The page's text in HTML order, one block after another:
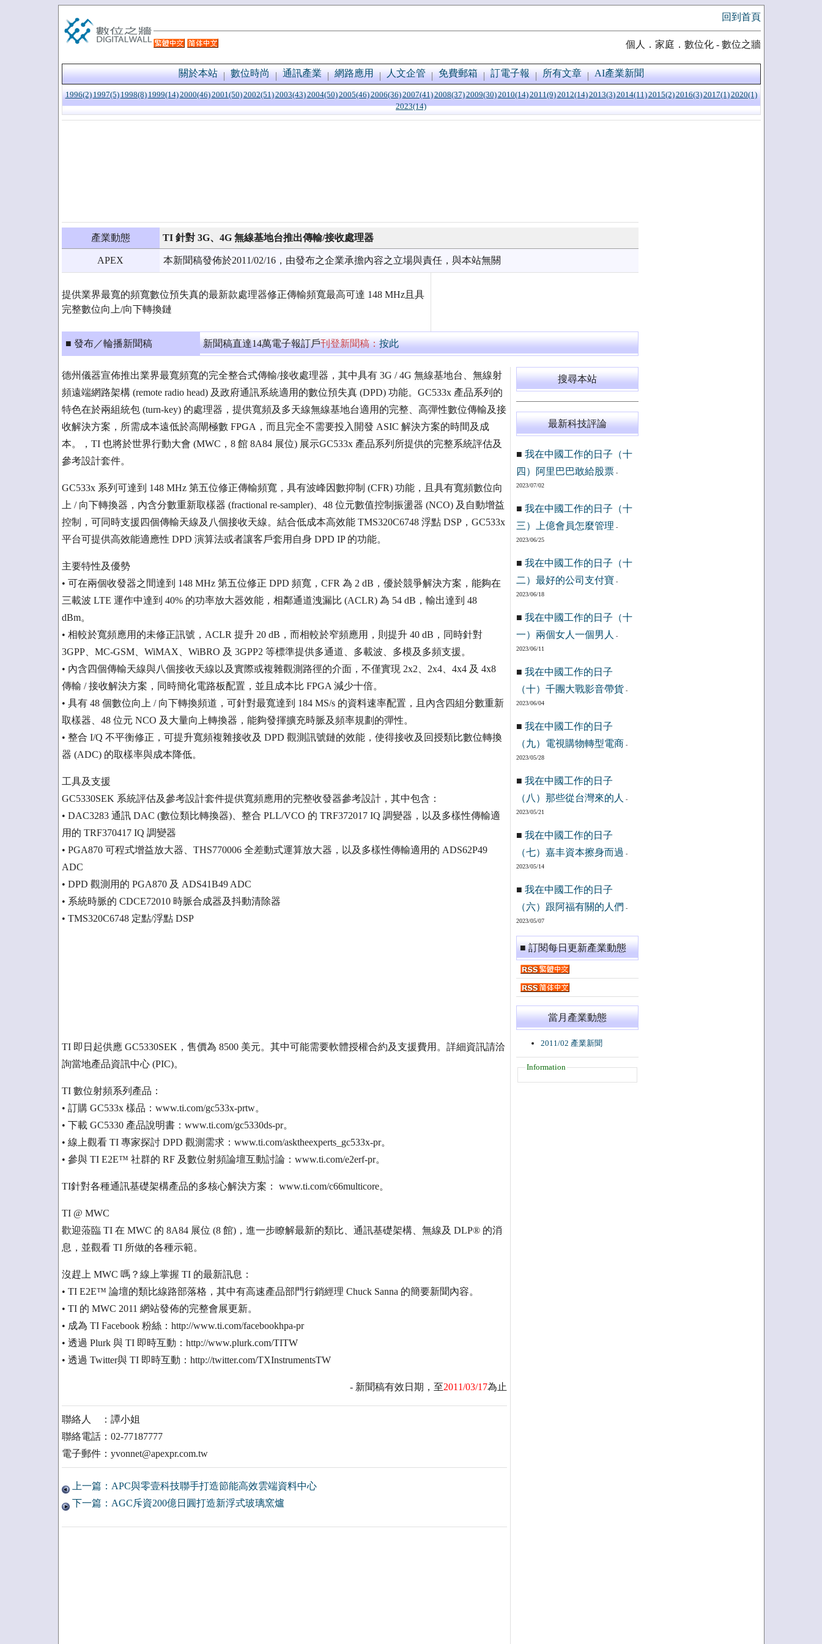
回到首頁
個人．家庭．數位化 - 數位之牆
關於本站 數位時尚 通訊產業 網路應用 人文企管 免費郵箱 訂電子報 所有文章 AI產業新聞
1996(2) 1997(5) 1998(8) 1999(14)2000(46)2001(50)2002(51)2003(43)2004(50)2005(46)2006(36)2007(41)2008(37)2009(30)2010(14)2011(9)2012(14)2013(3)2014(11)2015(2)2016(3)2017(1)2020(1)
2023(14)
產業動態 TI 針對 3G、4G 無線基地台推出傳輸/接收處理器
APEX 本新聞稿發佈於2011/02/16，由發布之企業承擔內容之立場與責任，與本站無關
提供業界最寬的頻寬數位預失真的最新款處理器修正傳輸頻寬最高可達 148 MHz且具
完整數位向上/向下轉換鏈
■ 發布／輪播新聞稿 新聞稿直達14萬電子報訂戶刊登新聞稿：按此
德州儀器宣佈推出業界最寬頻寬的完全整合式傳輸/接收處理器，其中具有 3G / 4G 無線基地台、無線射
頻遠端網路架構 (remote radio head) 及政府通訊系統適用的數位預失真 (DPD) 功能。GC533x 產品系列的
特色在於兩組統包 (turn-key) 的處理器，提供寬頻及多天線無線基地台適用的完整、高彈性數位傳輸及接
收解決方案，所需成本遠低於高閘極數 FPGA，而且完全不需要投入開發 ASIC 解決方案的時間及成
本。，TI 也將於世界行動大會 (MWC，8 館 8A84 展位) 展示GC533x 產品系列所提供的完整系統評估及
參考設計套件。
GC533x 系列可達到 148 MHz 第五位修正傳輸頻寬，具有波峰因數抑制 (CFR) 功能，且具有寬頻數位向
上 / 向下轉換器，內含分數重新取樣器 (fractional re-sampler)、48 位元數值控制振盪器 (NCO) 及自動增益
控制，可同時支援四個傳輸天線及八個接收天線。結合低成本高效能 TMS320C6748 浮點 DSP，GC533x
平台可提供高效能適應性 DPD 演算法或者讓客戶套用自身 DPD IP 的功能。
主要特性及優勢
• 可在兩個收發器之間達到 148 MHz 第五位修正 DPD 頻寬，CFR 為 2 dB，優於競爭解決方案，能夠在
三載波 LTE 運作中達到 40% 的功率放大器效能，相鄰通道洩漏比 (ACLR) 為 54 dB，輸出達到 48
dBm。
• 相較於寬頻應用的未修正訊號，ACLR 提升 20 dB，而相較於窄頻應用，則提升 40 dB，同時針對
3GPP、MC-GSM、WiMAX、WiBRO 及 3GPP2 等標準提供多通道、多載波、多模及多頻支援。
• 內含四個傳輸天線與八個接收天線以及實際或複雜觀測路徑的介面，不僅實現 2x2、2x4、4x4 及 4x8
傳輸 / 接收解決方案，同時簡化電路板配置，並且成本比 FPGA 減少十倍。
• 具有 48 個數位向上 / 向下轉換頻道，可針對最寬達到 184 MS/s 的資料速率配置，且內含四組分數重新
取樣器、48 位元 NCO 及大量向上轉換器，能夠發揮擴充時脈及頻率規劃的彈性。
• 整合 I/Q 不平衡修正，可提升寬頻複雜接收及 DPD 觀測訊號鏈的效能，使得接收及回授類比數位轉換
器 (ADC) 的取樣率與成本降低。
工具及支援
GC5330SEK 系統評估及參考設計套件提供寬頻應用的完整收發器參考設計，其中包含：
• DAC3283 通訊 DAC (數位類比轉換器)、整合 PLL/VCO 的 TRF372017 IQ 調變器，以及多樣性傳輸適
用的 TRF370417 IQ 調變器
• PGA870 可程式增益放大器、THS770006 全差動式運算放大器，以及多樣性傳輸適用的 ADS62P49
ADC
• DPD 觀測用的 PGA870 及 ADS41B49 ADC
• 系統時脈的 CDCE72010 時脈合成器及抖動清除器
• TMS320C6748 定點/浮點 DSP
TI 即日起供應 GC5330SEK，售價為 8500 美元。其中可能需要軟體授權合約及支援費用。詳細資訊請洽
詢當地產品資訊中心 (PIC)。
TI 數位射頻系列產品：
• 訂購 GC533x 樣品：www.ti.com/gc533x-prtw。
• 下載 GC5330 產品說明書：www.ti.com/gc5330ds-pr。
• 線上觀看 TI 專家探討 DPD 觀測需求：www.ti.com/asktheexperts_gc533x-pr。
• 參與 TI E2E™ 社群的 RF 及數位射頻論壇互動討論：www.ti.com/e2erf-pr。
TI針對各種通訊基礎架構產品的多核心解決方案： www.ti.com/c66multicore。
TI @ MWC
歡迎蒞臨 TI 在 MWC 的 8A84 展位 (8 館)，進一步瞭解最新的類比、通訊基礎架構、無線及 DLP® 的消
息，並觀看 TI 所做的各種示範。
沒趕上 MWC 嗎？線上掌握 TI 的最新訊息：
• TI E2E™ 論壇的類比線路部落格，其中有高速產品部門行銷經理 Chuck Sanna 的簡要新聞內容。
• TI 的 MWC 2011 網站發佈的完整會展更新。
• 成為 TI Facebook 粉絲：http://www.ti.com/facebookhpa-pr
• 透過 Plurk 與 TI 即時互動：http://www.plurk.com/TITW
• 透過 Twitter與 TI 即時互動：http://twitter.com/TXInstrumentsTW
- 新聞稿有效日期，至2011/03/17為止
聯絡人 ：譚小姐
聯絡電話：02-77187777
電子郵件：yvonnet@apexpr.com.tw
上一篇：APC與零壹科技聯手打造節能高效雲端資料中心
下一篇：AGC斥資200億日圓打造新浮式玻璃窯爐
搜尋本站
最新科技評論
■ 我在中國工作的日子（十
四）阿里巴巴敢給股票-
2023/07/02
■ 我在中國工作的日子（十
三）上億會員怎麼管理 -
2023/06/25
■ 我在中國工作的日子（十
二）最好的公司支付寶 -
2023/06/18
■ 我在中國工作的日子（十
一）兩個女人一個男人
-
2023/06/11
■ 我在中國工作的日子
（十）千團大戰影音帶貨 -
2023/06/04
■ 我在中國工作的日子
（九）電視購物轉型電商 -
2023/05/28
■ 我在中國工作的日子
（八）那些從台灣來的人
-
2023/05/21
■ 我在中國工作的日子
（七）嘉丰資本擦身而過 -
2023/05/14
■ 我在中國工作的日子
（六）跟阿福有關的人們 -
2023/05/07
■ 訂閱每日更新產業動態
當月產業動態
2011/02 產業新聞
Information